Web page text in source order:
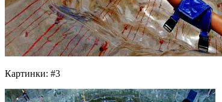
Картинки: #3